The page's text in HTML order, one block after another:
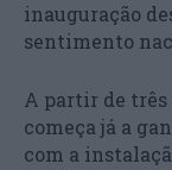
inauguração
sentimento
A partir de três
começa já a
com a